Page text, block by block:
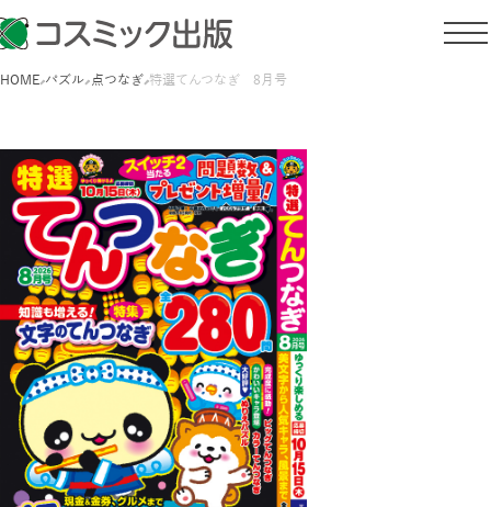
HOME パズル 点つなぎ 特選てんつなぎ 8月号